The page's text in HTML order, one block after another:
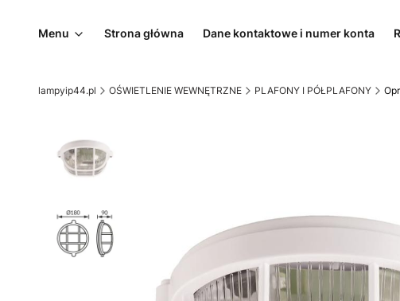
Menu Strona główna Dane kontaktowe i numer konta
lampyip44.pl OŚWIETLENIE WEWNĘTRZNE PLAFONY I PÓŁPLAFONY